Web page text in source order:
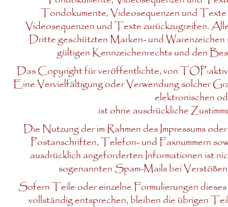
Tondokumente, Videosequenzen und
Videosequenzen und Texte zurückzugreifen.
Dritte geschützten Marken- und Warenzeichen
gültigen Kennzeichenrechts und den
Das Copyright für veröffentlichte, von
Eine Vervielfältigung oder Verwendung solcher
elektronischen
ist ohne ausdrückliche
Die Nutzung der im Rahmen des Impressums
Postanschriften, Telefon- und Faxnummern
ausdrücklich angeforderten Informationen ist
sogenannten Spam-Mails bei
Sofern Teile oder einzelne Formulierungen
vollständig entsprechen, bleiben die übrigen